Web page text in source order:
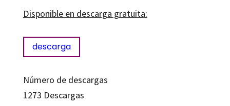
innovación
en
Didáctica
la
Lengua
Disponible en descarga gratuita:
descarga
Número de descargas
1273 Descargas